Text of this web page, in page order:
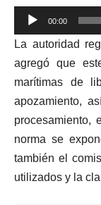
Reproductor
de
audio
00:00
La autoridad
agregó que
marítimas de
apozamiento,
procesamiento,
norma se
también el
utilizados y la